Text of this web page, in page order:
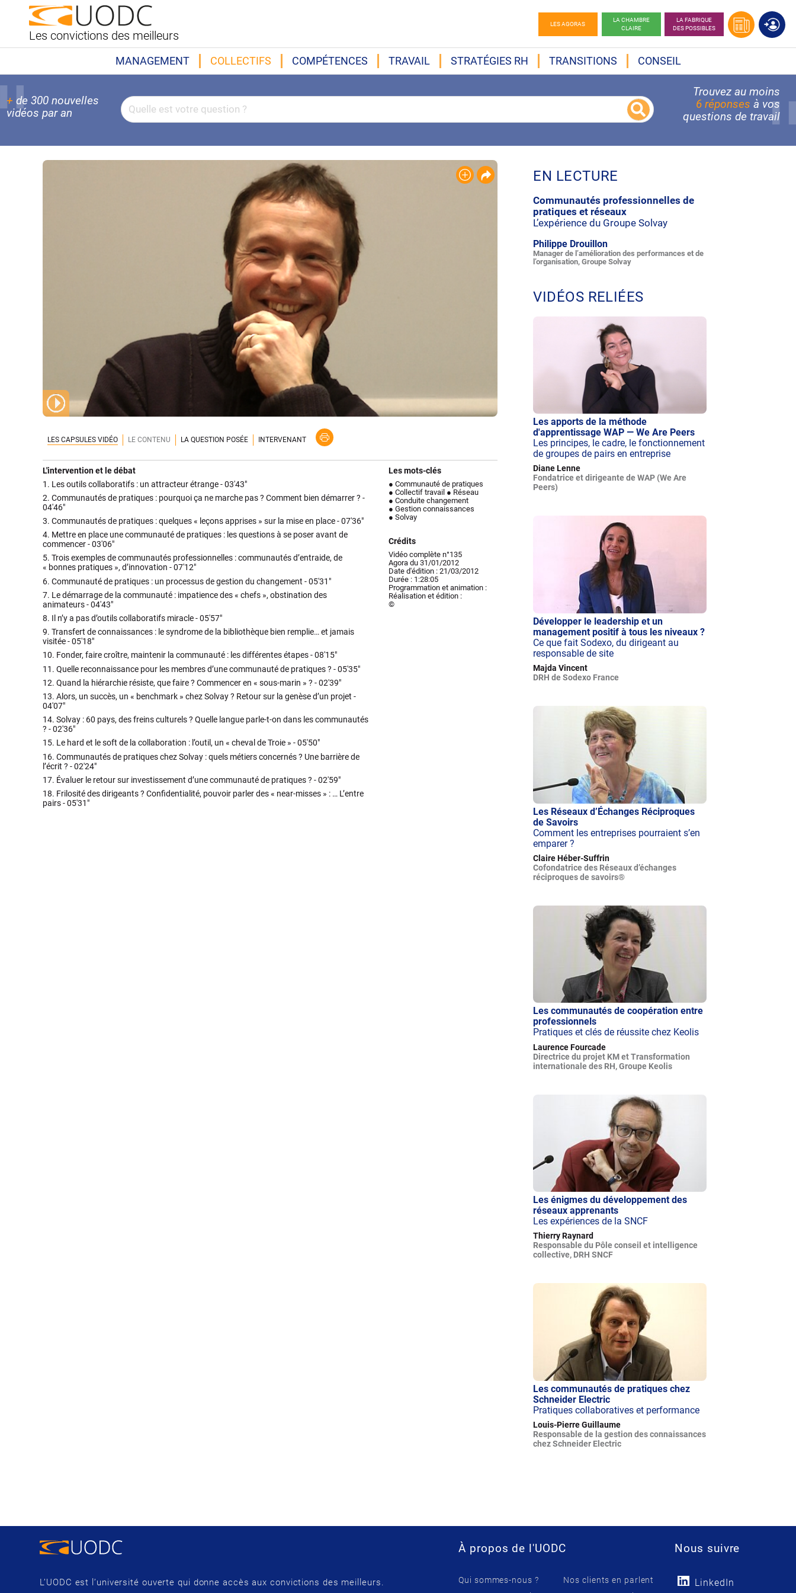
Les convictions des meilleurs
LES AGORAS
LA CHAMBRE
CLAIRE
LA FABRIQUE
DES POSSIBLES
MANAGEMENT COLLECTIFS COMPÉTENCES TRAVAIL STRATÉGIES RH TRANSITIONS CONSEIL
+ de 300 nouvelles
vidéos par an
Trouvez au moins
6 réponses à vos
questions de travail
LES CAPSULES VIDÉO LE CONTENU LA QUESTION POSÉE INTERVENANT
L'intervention et le débat
1. Les outils collaboratifs : un attracteur étrange -03'43"
2. Communautés de pratiques : pourquoi ça ne marche pas ? Comment bien démarrer ? -
04'46"
3. Communautés de pratiques : quelques « leçons apprises » sur la mise en place -07'36"
4. Mettre en place une communauté de pratiques : les questions à se poser avant de
commencer -03'06"
5. Trois exemples de communautés professionnelles : communautés d’entraide, de
« bonnes pratiques », d’innovation -07'12"
6. Communauté de pratiques : un processus de gestion du changement -05'31"
7. Le démarrage de la communauté : impatience des « chefs », obstination des
animateurs -04'43"
8. Il n’y a pas d’outils collaboratifs miracle -05'57"
9. Transfert de connaissances : le syndrome de la bibliothèque bien remplie… et jamais
visitée -05'18"
10. Fonder, faire croître, maintenir la communauté : les différentes étapes -08'15"
11. Quelle reconnaissance pour les membres d’une communauté de pratiques ? -05'35"
12. Quand la hiérarchie résiste, que faire ? Commencer en « sous-marin » ? -02'39"
13. Alors, un succès, un « benchmark » chez Solvay ? Retour sur la genèse d’un projet -
04'07"
14. Solvay : 60 pays, des freins culturels ? Quelle langue parle-t-on dans les communautés
? -02'36"
15. Le hard et le soft de la collaboration : l’outil, un « cheval de Troie » -05'50"
16. Communautés de pratiques chez Solvay : quels métiers concernés ? Une barrière de
l’écrit ? -02'24"
17. Évaluer le retour sur investissement d’une communauté de pratiques ? -02'59"
18. Frilosité des dirigeants ? Confidentialité, pouvoir parler des « near-misses » : … L’entre
pairs -05'31"
Les mots-clés
● Communauté de pratiques
● Collectif travail ● Réseau
● Conduite changement
● Gestion connaissances
● Solvay
Crédits
Vidéo complète n°135
Agora du 31/01/2012
Date d'édition : 21/03/2012
Durée : 1:28:05
Programmation et animation :
Réalisation et édition :
©
EN LECTURE
Communautés professionnelles de
pratiques et réseaux
L’expérience du Groupe Solvay
Philippe Drouillon
Manager de l’amélioration des performances et de
l’organisation, Groupe Solvay
VIDÉOS RELIÉES
Les apports de la méthode
d'apprentissage WAP — We Are Peers
Les principes, le cadre, le fonctionnement
de groupes de pairs en entreprise
Diane Lenne
Fondatrice et dirigeante de WAP (We Are
Peers)
Développer le leadership et un
management positif à tous les niveaux ?
Ce que fait Sodexo, du dirigeant au
responsable de site
Majda Vincent
DRH de Sodexo France
Les Réseaux d’Échanges Réciproques
de Savoirs
Comment les entreprises pourraient s’en
emparer ?
Claire Héber-Suffrin
Cofondatrice des Réseaux d’échanges
réciproques de savoirs®
Les communautés de coopération entre
professionnels
Pratiques et clés de réussite chez Keolis
Laurence Fourcade
Directrice du projet KM et Transformation
internationale des RH, Groupe Keolis
Les énigmes du développement des
réseaux apprenants
Les expériences de la SNCF
Thierry Raynard
Responsable du Pôle conseil et intelligence
collective, DRH SNCF
Les communautés de pratiques chez
Schneider Electric
Pratiques collaboratives et performance
Louis-Pierre Guillaume
Responsable de la gestion des connaissances
chez Schneider Electric
L’UODC est l’université ouverte qui donne accès aux convictions des meilleurs.
À propos de l'UODC
Qui sommes-nous ?
Nos clients en parlent
Nous suivre
LinkedIn